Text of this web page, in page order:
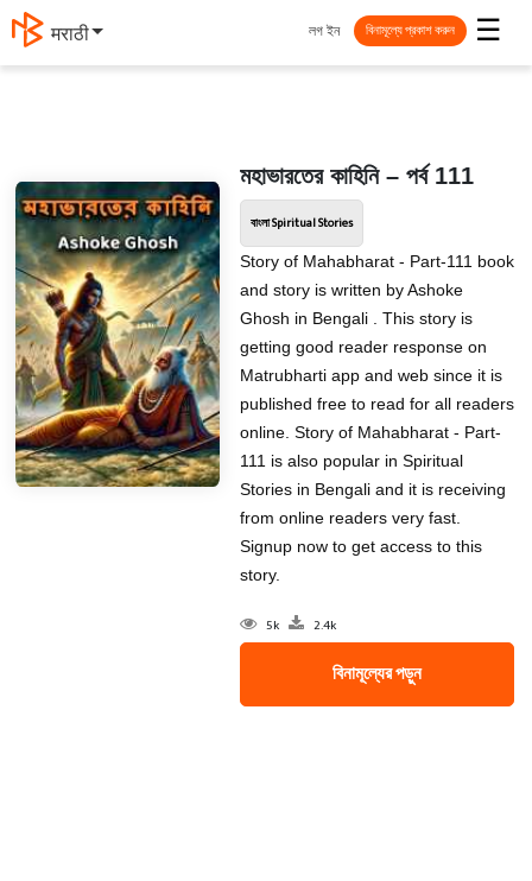
मराठी ☰
লগ ইন বিনামূল্যে প্রকাশ করুন
মহাভারতের কাহিনি – পর্ব 111
বাংলা Spiritual Stories
Story of Mahabharat - Part-111 book
and story is written by Ashoke
Ghosh in Bengali . This story is
getting good reader response on
Matrubharti app and web since it is
published free to read for all readers
online. Story of Mahabharat - Part-
111 is also popular in Spiritual
Stories in Bengali and it is receiving
from online readers very fast.
Signup now to get access to this
story.
5k 2.4k
বিনামূল্যের পড়ুন